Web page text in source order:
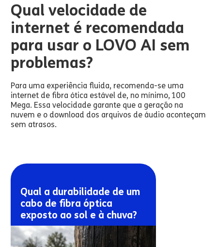
Qual velocidade de
internet é recomendada
para usar o LOVO AI sem
problemas?
Para uma experiência fluida, recomenda-se uma
internet de fibra ótica estável de, no mínimo, 100
Mega. Essa velocidade garante que a geração na
nuvem e o download dos arquivos de áudio aconteçam
sem atrasos.
Qual a durabilidade de um
cabo de fibra óptica
exposto ao sol e à chuva?